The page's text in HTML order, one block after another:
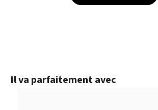
Ignorer la galerie de produits
Il va parfaitement avec